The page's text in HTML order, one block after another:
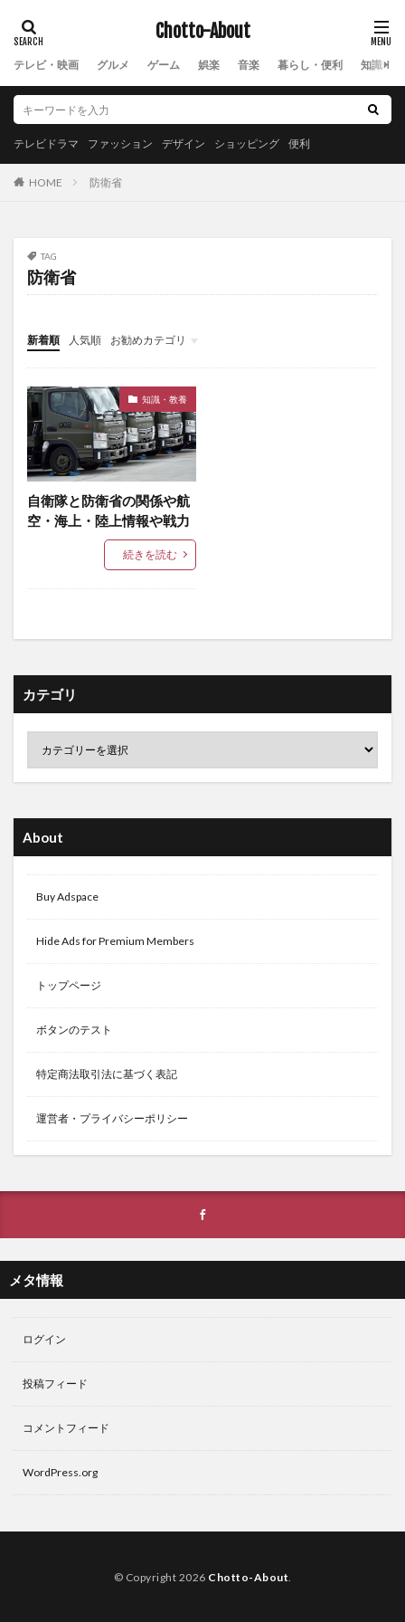
Chotto-About
テレビ・映画 グルメ ゲーム 娯楽 音楽 暮らし・便利 知識・
テレビドラマ ファッション デザイン ショッピング 便利
HOME 防衛省
TAG
防衛省
新着順 人気順
お勧めカテゴリ
New
知識・教養
自衛隊と防衛省の関係や航
空・海上・陸上情報や戦力
続きを読む
カテゴリ
About
Buy Adspace
Hide Ads for Premium Members
トップページ
ボタンのテスト
特定商法取引法に基づく表記
運営者・プライバシーポリシー
メタ情報
ログイン
投稿フィード
コメントフィード
WordPress.org
© Copyright 2026 Chotto-About